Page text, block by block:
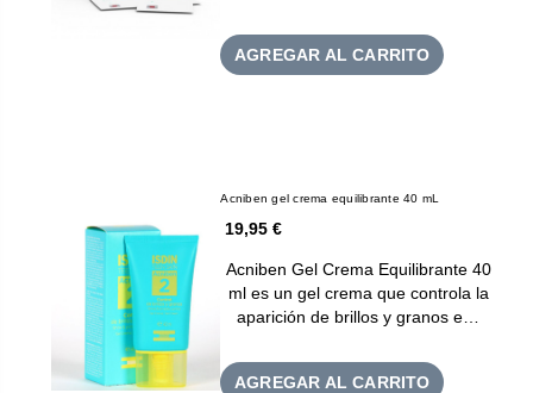
AGREGAR AL CARRITO
Acniben gel crema equilibrante 40 mL
19,95 €
Acniben Gel Crema Equilibrante 40
ml es un gel crema que controla la
aparición de brillos y granos e…
AGREGAR AL CARRITO